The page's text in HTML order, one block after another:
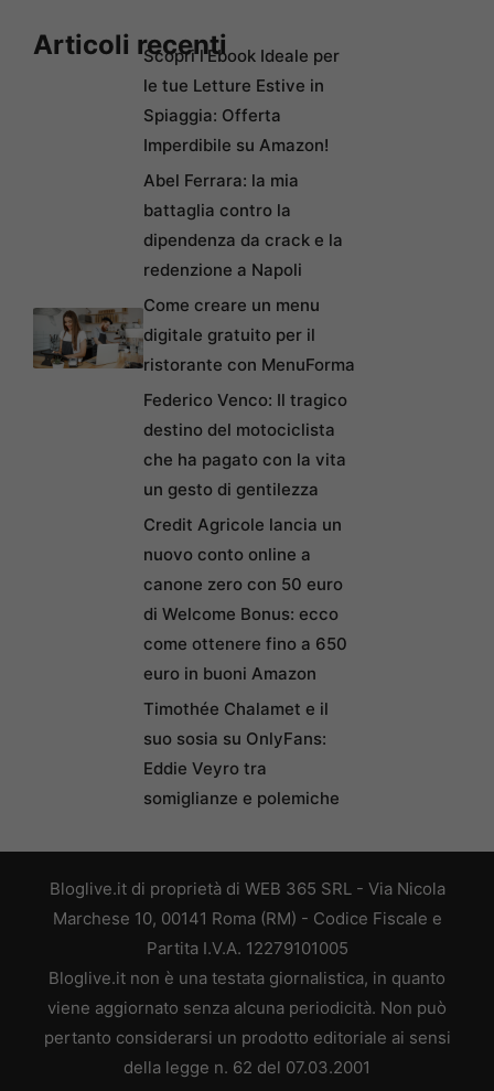
Articoli recentiScopri l’Ebook Ideale per
le tue Letture Estive in
Spiaggia: Offerta
Imperdibile su Amazon!
Abel Ferrara: la mia
battaglia contro la
dipendenza da crack e la
redenzione a Napoli
Come creare un menu
digitale gratuito per il
ristorante con MenuForma
Federico Venco: Il tragico
destino del motociclista
che ha pagato con la vita
un gesto di gentilezza
Credit Agricole lancia un
nuovo conto online a
canone zero con 50 euro
di Welcome Bonus: ecco
come ottenere fino a 650
euro in buoni Amazon
Timothée Chalamet e il
suo sosia su OnlyFans:
Eddie Veyro tra
somiglianze e polemiche
Bloglive.it di proprietà di WEB 365 SRL - Via Nicola
Marchese 10, 00141 Roma (RM) - Codice Fiscale e
Partita I.V.A. 12279101005
Bloglive.it non è una testata giornalistica, in quanto
viene aggiornato senza alcuna periodicità. Non può
pertanto considerarsi un prodotto editoriale ai sensi
della legge n. 62 del 07.03.2001